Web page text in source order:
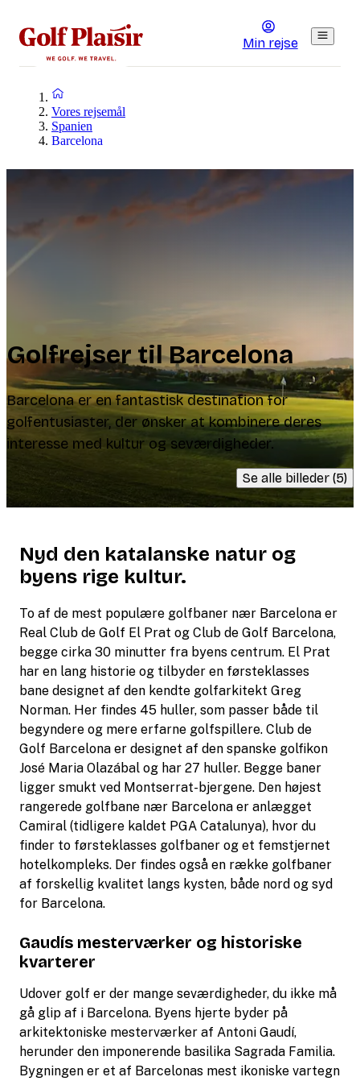
Min rejse
Vores rejsemål
Spanien
Barcelona
Golfrejser til Barcelona
Barcelona er en fantastisk destination for
golfentusiaster, der ønsker at kombinere deres
interesse med kultur og seværdigheder.
Se alle billeder (5)
Nyd den katalanske natur og
byens rige kultur.
To af de mest populære golfbaner nær Barcelona er
Real Club de Golf El Prat og Club de Golf Barcelona,
begge cirka 30 minutter fra byens centrum. El Prat
har en lang historie og tilbyder en førsteklasses
bane designet af den kendte golfarkitekt Greg
Norman. Her findes 45 huller, som passer både til
begyndere og mere erfarne golfspillere. Club de
Golf Barcelona er designet af den spanske golfikon
José Maria Olazábal og har 27 huller. Begge baner
ligger smukt ved Montserrat-bjergene. Den højest
rangerede golfbane nær Barcelona er anlægget
Camiral (tidligere kaldet PGA Catalunya), hvor du
finder to førsteklasses golfbaner og et femstjernet
hotelkompleks. Der findes også en række golfbaner
af forskellig kvalitet langs kysten, både nord og syd
for Barcelona.
Gaudís mesterværker og historiske
kvarterer
Udover golf er der mange seværdigheder, du ikke må
gå glip af i Barcelona. Byens hjerte byder på
arkitektoniske mesterværker af Antoni Gaudí,
herunder den imponerende basilika Sagrada Familia.
Bygningen er et af Barcelonas mest ikoniske vartegn